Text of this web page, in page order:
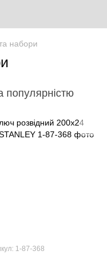
набори
популярністю
1-87-368